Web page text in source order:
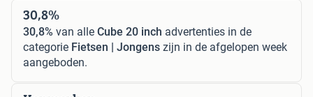
30,8%
30,8% van alle Cube 20 inch advertenties in de
categorie Fietsen | Jongens zijn in de afgelopen week
aangeboden.